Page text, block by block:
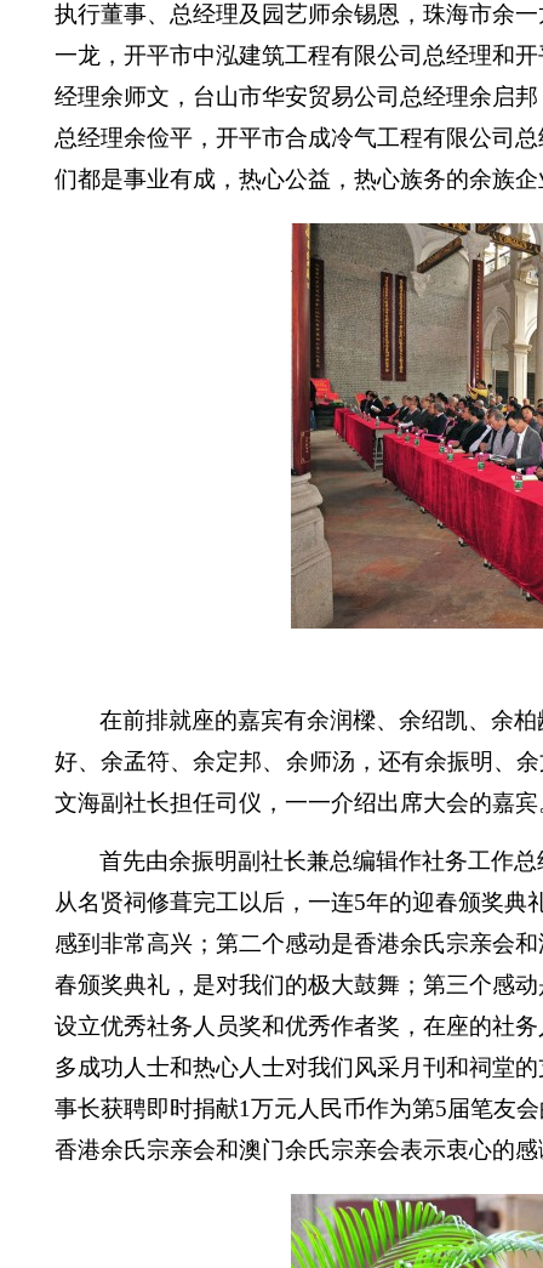
执行董事、总经理及园艺师余锡恩，珠海市余
一龙，开平市中泓建筑工程有限公司总经理和
经理余师文，台山市华安贸易公司总经理余启
总经理余俭平，开平市合成冷气工程有限公司
们都是事业有成，热心公益，热心族务的余族
在前排就座的嘉宾有余润樑、余绍凯、余
好、余孟符、 余定邦、 余师汤，还有余振明、
文海副社长担任司仪，一一介绍出席大会的嘉宾
首先由余振明副社长兼总编辑作社务工作
从名贤祠修葺完工以后，一连5年的迎春颁奖典
感到非常高兴；第二个感动是香港余氏宗亲会
春颁奖典礼，是对我们的极大鼓舞；第三个感
设立优秀社务人员奖和优秀作者奖，在座的社
多成功人士和热心人士对我们风采月刊和祠堂
事长获聘即时捐献1万元人民币作为第5届笔友
香港余氏宗亲会和澳门余氏宗亲会表示衷心的